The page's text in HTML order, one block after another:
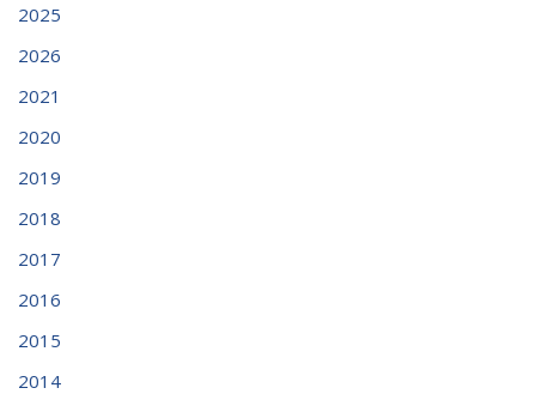
2025
2026
2021
2020
2019
2018
2017
2016
2015
2014